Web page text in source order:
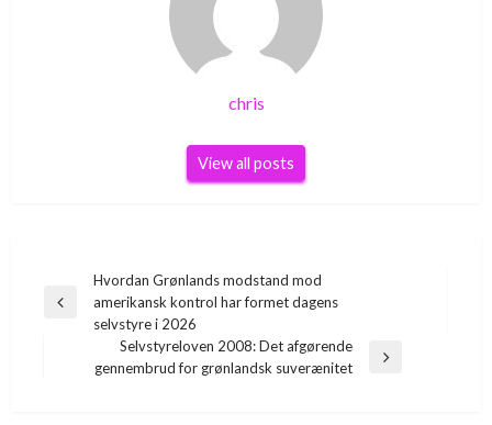
chris
View all posts
Indlægsnavigation
Previous
Hvordan Grønlands modstand mod
amerikansk kontrol har formet dagens
selvstyre i 2026
Selvstyreloven 2008: Det afgørende
gennembrud for grønlandsk suverænitet